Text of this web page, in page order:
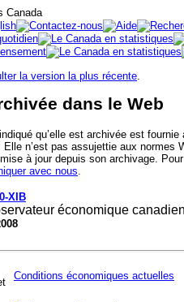
la version la plus récente.
dans le Web
qu’elle est archivée est
n’est pas assujettie aux normes
à jour depuis son archivage.
avec nous.
XIB
économique canadien
Conditions économiques actuelles